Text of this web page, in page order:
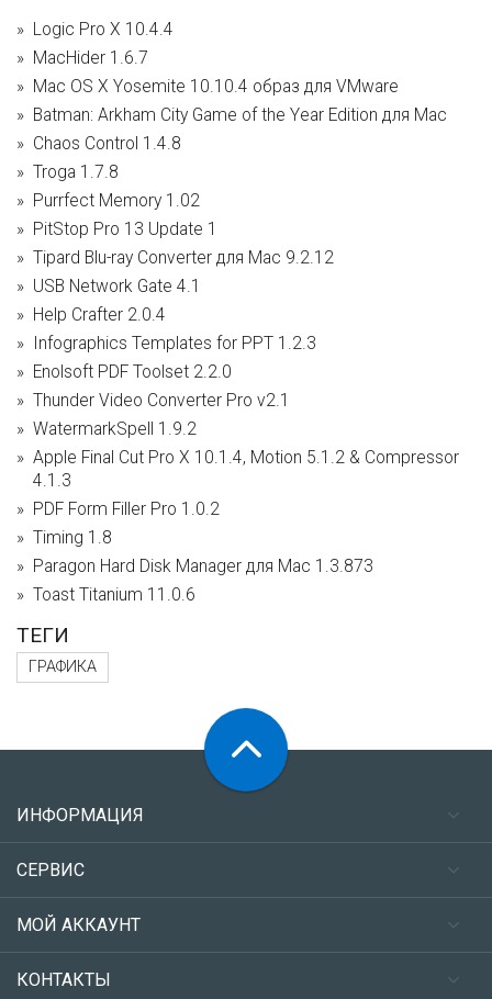
Logic Pro X 10.4.4
MacHider 1.6.7
Mac OS X Yosemite 10.10.4 образ для VMware
Batman: Arkham City Game of the Year Edition для Mac
Chaos Control 1.4.8
Troga 1.7.8
Purrfect Memory 1.02
PitStop Pro 13 Update 1
Tipard Blu-ray Converter для Mac 9.2.12
USB Network Gate 4.1
Help Crafter 2.0.4
Infographics Templates for PPT 1.2.3
Enolsoft PDF Toolset 2.2.0
Thunder Video Converter Pro v2.1
WatermarkSpell 1.9.2
Apple Final Cut Pro X 10.1.4, Motion 5.1.2 & Compressor
4.1.3
PDF Form Filler Pro 1.0.2
Timing 1.8
Paragon Hard Disk Manager для Mac 1.3.873
Toast Titanium 11.0.6
ТЕГИ
ГРАФИКА
ИНФОРМАЦИЯ
СЕРВИС
МОЙ АККАУНТ
КОНТАКТЫ